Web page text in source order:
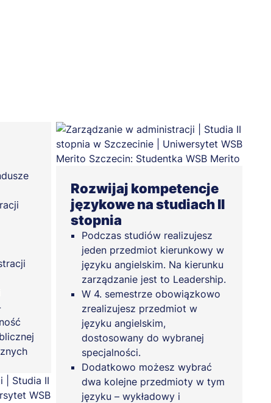
Rozwijaj kompetencje
językowe na studiach II
stopnia
Podczas studiów realizujesz
jeden przedmiot kierunkowy w
języku angielskim. Na kierunku
zarządzanie jest to Leadership.
W 4. semestrze obowiązkowo
zrealizujesz przedmiot w
języku angielskim,
dostosowany do wybranej
specjalności.
Dodatkowo możesz wybrać
dwa kolejne przedmioty w tym
języku – wykładowy i